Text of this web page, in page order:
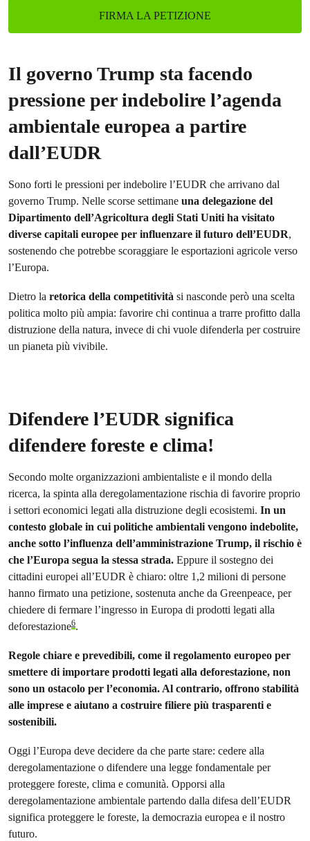
FIRMA LA PETIZIONE
Il governo Trump sta facendo
pressione per indebolire l’agenda
ambientale europea a partire
dall’EUDR
Sono forti le pressioni per indebolire l’EUDR che arrivano dal
governo Trump. Nelle scorse settimane una delegazione del
Dipartimento dell’Agricoltura degli Stati Uniti ha visitato
diverse capitali europee per influenzare il futuro dell’EUDR,
sostenendo che potrebbe scoraggiare le esportazioni agricole verso
l’Europa.
Dietro la retorica della competitività si nasconde però una scelta
politica molto più ampia: favorire chi continua a trarre profitto dalla
distruzione della natura, invece di chi vuole difenderla per costruire
un pianeta più vivibile.
Difendere l’EUDR significa
difendere foreste e clima!
Secondo molte organizzazioni ambientaliste e il mondo della
ricerca, la spinta alla deregolamentazione rischia di favorire proprio
i settori economici legati alla distruzione degli ecosistemi. In un
contesto globale in cui politiche ambientali vengono indebolite,
anche sotto l’influenza dell’amministrazione Trump, il rischio è
che l’Europa segua la stessa strada. Eppure il sostegno dei
cittadini europei all’EUDR è chiaro: oltre 1,2 milioni di persone
hanno firmato una petizione, sostenuta anche da Greenpeace, per
chiedere di fermare l’ingresso in Europa di prodotti legati alla
deforestazione6.
Regole chiare e prevedibili, come il regolamento europeo per
smettere di importare prodotti legati alla deforestazione, non
sono un ostacolo per l’economia. Al contrario, offrono stabilità
alle imprese e aiutano a costruire filiere più trasparenti e
sostenibili.
Oggi l’Europa deve decidere da che parte stare: cedere alla
deregolamentazione o difendere una legge fondamentale per
proteggere foreste, clima e comunità. Opporsi alla
deregolamentazione ambientale partendo dalla difesa dell’EUDR
significa proteggere le foreste, la democrazia europea e il nostro
futuro.